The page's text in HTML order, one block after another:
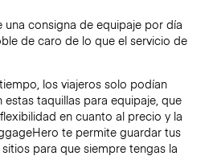
una consigna de equipaje por día
de caro de lo que el servicio de
los viajeros solo podían
taquillas para equipaje, que
en cuanto al precio y la
te permite guardar tus
para que siempre tengas la